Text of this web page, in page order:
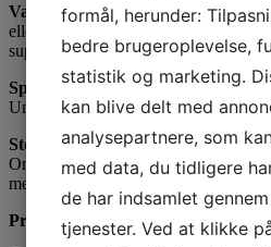
Varighed:16 timers live træning
eller 2 dage onsite ifm. lukkede
suppleres af selvstudie via e-læring.
Sprog:
Kurset afholdes på dansk
Undervisningsmateriale og eksamen
Sted:
Online via live webinar eller fysisk
med lukkede virksomhedsforløb).
Pris:
10.000,- dkr. eks moms inklusiv
formål, herunder:
bedre brugeroplevelse,
statistik og marketing.
kan blive delt med
analysepartnere, som
med data, du tidligere
de har indsamlet
tjenester. Ved at klikke